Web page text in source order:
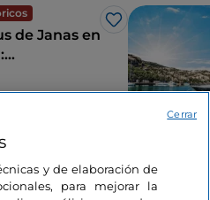
Me gusta
de Janas en
en
y de elaboración de
para mejorar la
Cerrar